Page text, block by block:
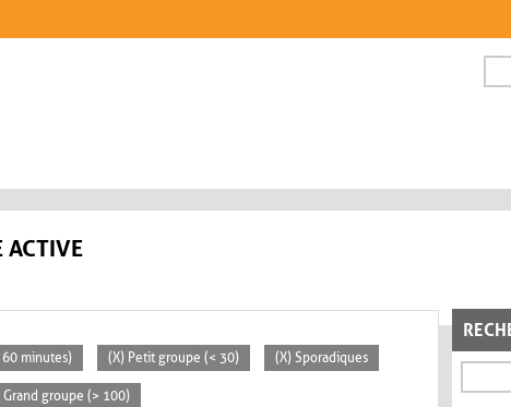
ACTIVE
minutes) (X) Petit groupe (< 30) (X) Sporadiques
Grand groupe (> 100)